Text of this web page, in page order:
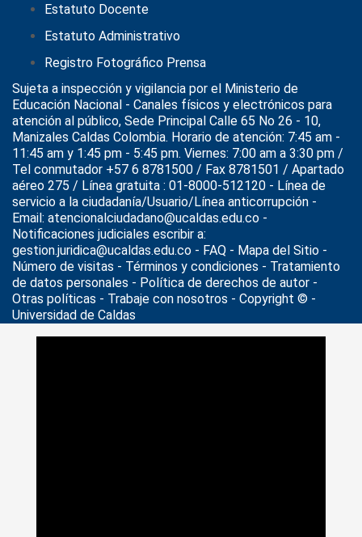
Noticias>Actualidad>Vicerrectora de proyección
Estatuto Docente
Estatuto Administrativo
Registro Fotográfico Prensa
Sujeta a inspección y vigilancia por el Ministerio de
Educación Nacional - Canales físicos y electrónicos para
atención al público, Sede Principal Calle 65 No 26 - 10,
Manizales Caldas Colombia. Horario de atención: 7:45 am -
11:45 am y 1:45 pm - 5:45 pm. Viernes: 7:00 am a 3:30 pm /
Tel conmutador +57 6 8781500 / Fax 8781501 / Apartado
aéreo 275 / Línea gratuita : 01-8000-512120 - Línea de
servicio a la ciudadanía/Usuario/Línea anticorrupción -
Email: atencionalciudadano@ucaldas.edu.co -
Notificaciones judiciales escribir a:
gestion.juridica@ucaldas.edu.co - FAQ - Mapa del Sitio -
Número de visitas - Términos y condiciones - Tratamiento
de datos personales - Política de derechos de autor -
Otras políticas - Trabaje con nosotros - Copyright © -
Universidad de Caldas